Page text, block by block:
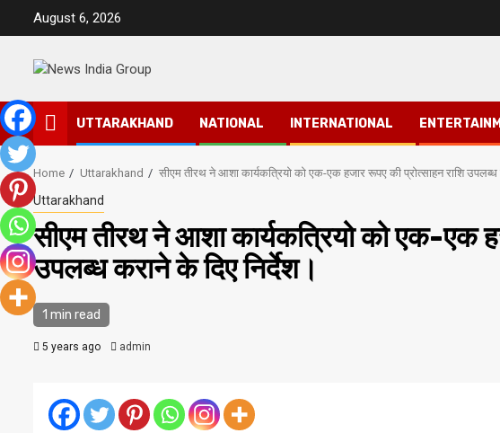
August 6, 2026
UTTARAKHAND NATIONAL INTERNATIONAL
Home Uttarakhand सीएम तीरथ ने आशा कार्यकत्रियो को एक-एक हजार रूपए की प्रोत्साहन राशि उपलब्ध
Uttarakhand
सीएम तीरथ ने आशा कार्यकत्रियो को एक-एक
उपलब्ध कराने के दिए निर्देश।
1 min read
5 years ago admin